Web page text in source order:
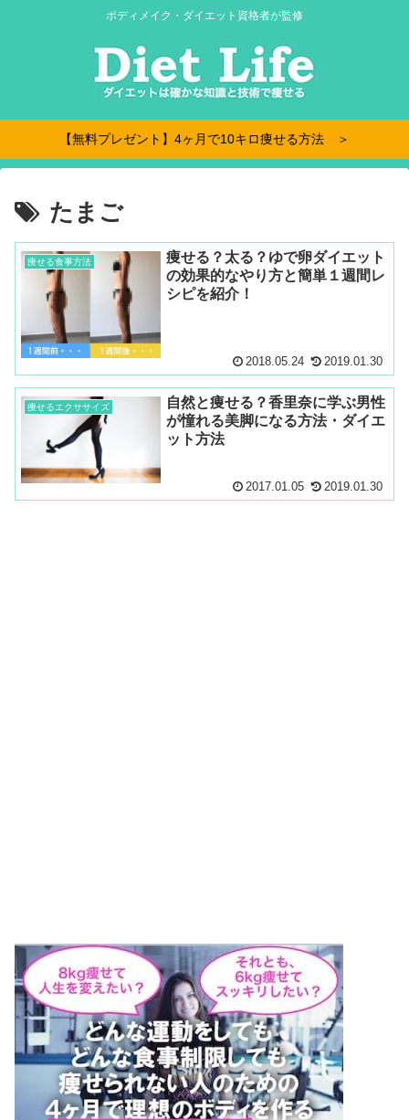
ボディメイク・ダイエット資格者が監修
【無料プレゼント】4ヶ月で10キロ痩せる方法 ＞
たまご
痩せる食事方法
痩せる？太る？ゆで卵ダイエット
の効果的なやり方と簡単１週間レ
シピを紹介！
2018.05.24 2019.01.30
痩せるエクササイズ
自然と痩せる？香里奈に学ぶ男性
が憧れる美脚になる方法・ダイエ
ット方法
2017.01.05 2019.01.30